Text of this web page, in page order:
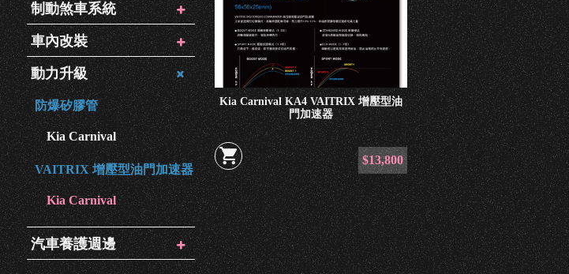
制動煞車系統
車內改裝
動力升級
防爆矽膠管
Kia Carnival
VAITRIX 增壓型油門加速器
Kia Carnival
汽車養護週邊
Kia Carnival KA4 VAITRIX 增壓型油
門加速器
$13,800